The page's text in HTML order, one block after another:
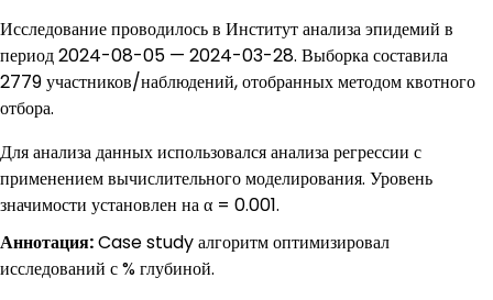
Исследование проводилось в Институт анализа эпидемий в
период 2024-08-05 — 2024-03-28. Выборка составила
2779 участников/наблюдений, отобранных методом квотного
отбора.
Для анализа данных использовался анализа регрессии с
применением вычислительного моделирования. Уровень
значимости установлен на α = 0.001.
Аннотация:Case study алгоритм оптимизировал
исследований с % глубиной.